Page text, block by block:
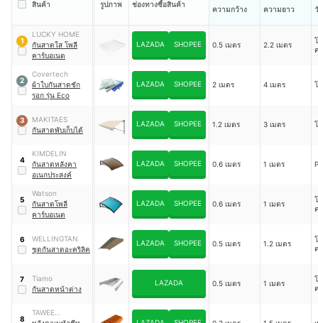
สินค้า รูปภาพ ช่องทางซื้อสินค้า
ความกว้าง ความยาว
1
LUCKY HOME
กันสาดใส โพลี
คาร์บอเนต
LAZADA SHOPEE 0.5 เมตร 2.2 เมตร
2
Covertech
ผ้าใบกันสาดชัก
รอก รุ่น Eco
LAZADA SHOPEE 2 เมตร 4 เมตร
3
MAKITAES
กันสาดพับเก็บได้
LAZADA SHOPEE 1.2 เมตร 3 เมตร
4
KIMDELIN
กันสาดหลังคา
อเนกประสงค์
LAZADA SHOPEE 0.6 เมตร 1 เมตร
5
Watson
กันสาดโพลี
คาร์บอเนต
LAZADA SHOPEE 0.6 เมตร 1 เมตร
6
WELLINGTAN
ชุดกันสาดอะคริลิค
LAZADA SHOPEE 0.5 เมตร 1.2 เมตร
7
Tiamo
กันสาดหน้าต่าง
LAZADA 0.5 เมตร 1 เมตร
8
TAWEE